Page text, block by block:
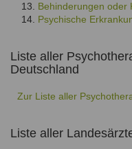
Behinderungen oder
Psychische
Liste aller
Deutschland
Zur Liste aller
Liste aller